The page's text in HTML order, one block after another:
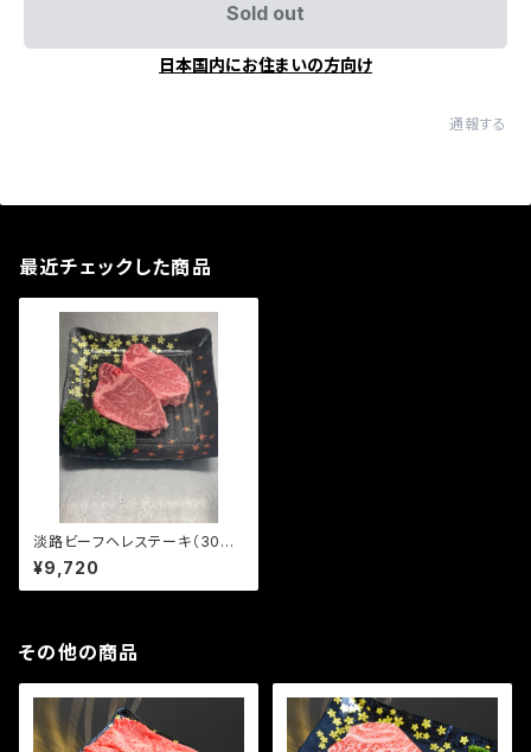
Sold out
日本国内にお住まいの方向け
通報する
最近チェックした商品
淡路ビーフヘレステーキ（300
ｇ）
¥9,720
その他の商品